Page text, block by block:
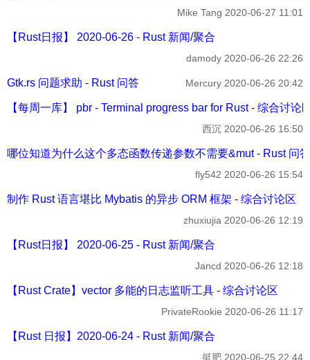
Mike Tang 2020-06-27 11:01
【Rust日报】 2020-06-26 - Rust 新闻/聚合
damody 2020-06-26 22:26
Gtk.rs 问题求助 - Rust 问答 Mercury 2020-06-26 20:42
【每周一库】 pbr - Terminal progress bar for Rust - 综合讨论
西沉 2020-06-26 16:50
哪位知道为什么这个多态函数传递参数不需要&mut - Rust 问答
fly542 2020-06-26 15:54
制作 Rust 语言堪比 Mybatis 的异步 ORM 框架 - 综合讨论区
zhuxiujia 2020-06-26 12:19
【Rust日报】 2020-06-25 - Rust 新闻/聚合
Jancd 2020-06-26 12:18
【Rust Crate】vector 多能的日志监听工具 - 综合讨论区
PrivateRookie 2020-06-26 11:17
【Rust 日报】2020-06-24 - Rust 新闻/聚合
挺肥 2020-06-25 22:44